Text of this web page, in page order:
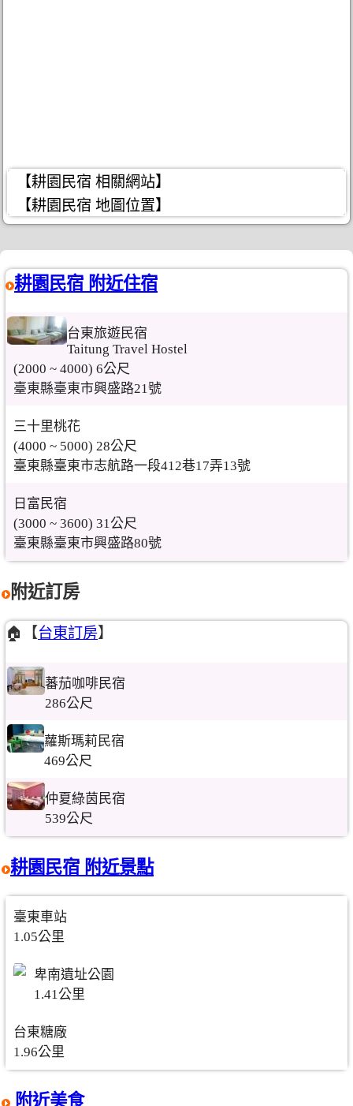
【耕園民宿 相關網站】
【耕園民宿 地圖位置】
耕園民宿 附近住宿
台東旅遊民宿
Taitung Travel Hostel
(2000 ~ 4000) 6公尺
臺東縣臺東市興盛路21號
三十里桃花
(4000 ~ 5000) 28公尺
臺東縣臺東市志航路一段412巷17弄13號
日富民宿
(3000 ~ 3600) 31公尺
臺東縣臺東市興盛路80號
附近訂房
🏠【台東訂房】
蕃茄咖啡民宿
286公尺
蘿斯瑪莉民宿
469公尺
仲夏綠茵民宿
539公尺
耕園民宿 附近景點
臺東車站
1.05公里
卑南遺址公園
1.41公里
台東糖廠
1.96公里
附近美食